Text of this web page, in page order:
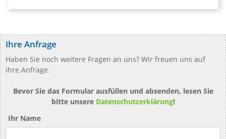
Ihre Anfrage
Haben Sie noch weitere Fragen an uns? Wir freuen uns auf
ihre Anfrage.
Bevor Sie das Formular ausfüllen und absenden, lesen Sie
bitte unsere Datenschutzerklärung!
Ihr Name